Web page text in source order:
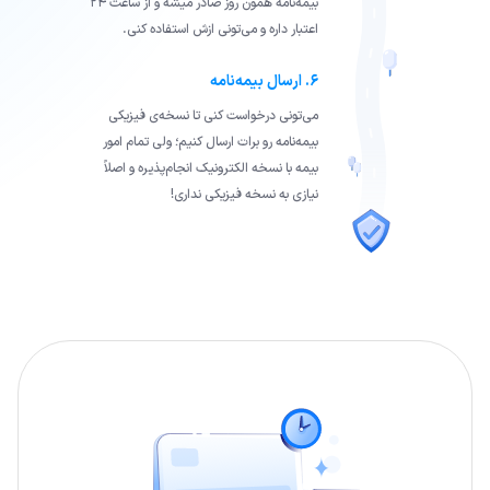
اعتبار داره و می‌تونی ازش استفاده کنی.
۶. ارسال بیمه‌نامه
می‌تونی درخواست کنی تا نسخه‌ی فیزیکی
بیمه‌نامه رو برات ارسال ‌کنیم؛ ولی تمام امور
بیمه با نسخه‌ الکترونیک انجام‌پذیره و اصلاً
نیازی به نسخه‌ فیزیکی نداری!